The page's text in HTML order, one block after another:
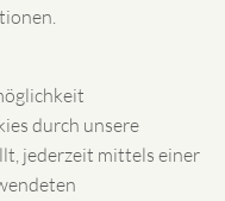
durch unsere
jederzeit mittels einer